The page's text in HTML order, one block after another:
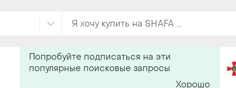
Хендмейд Сделано в Украине
Попробуйте подписаться на эти
популярные поисковые запросы
Хорошо